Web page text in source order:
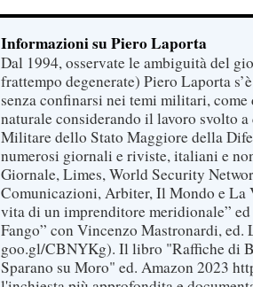
Informazioni su Piero Laporta
Dal 1994, osservate le ambiguità del
frattempo degenerate) Piero Laporta
senza confinarsi nei temi militari, come
naturale considerando il lavoro svolto
Militare dello Stato Maggiore della
numerosi giornali e riviste, italiani e
Giornale, Limes, World Security
Comunicazioni, Arbiter, Il Mondo e La
vita di un imprenditore meridionale”
Fango” con Vincenzo Mastronardi,
goo.gl/CBNYKg). Il libro "Raffiche di
Sparano su Moro" ed. Amazon 2023